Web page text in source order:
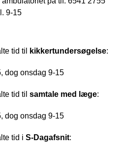
9-15
tid til kikkertundersøgelse:
dog onsdag 9-15
tid til samtale med læge:
dog onsdag 9-15
tid i S-Dagafsnit: